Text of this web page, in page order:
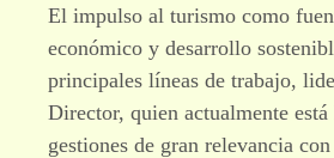
El impulso al turismo como
económico y desarrollo
principales líneas de trabajo,
Director, quien actualmente
gestiones de gran relevancia